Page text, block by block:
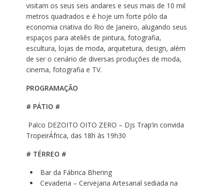
visitam os seus seis andares e seus mais de 10 mil
metros quadrados e é hoje um forte pólo da
economia criativa do Rio de Janeiro, alugando seus
espaços para ateliês de pintura, fotografia,
escultura, lojas de moda, arquitetura, design, além
de ser o cenário de diversas produções de moda,
cinema, fotografia e TV.
PROGRAMAÇÃO
# PÁTIO #
Palco DEZOITO OITO ZERO – Djs Trap’in convida
TropeirÁfrica, das 18h às 19h30
# TÉRREO #
Bar da Fábrica Bhering
Cevaderia – Cervejaria Artesanal sediada na